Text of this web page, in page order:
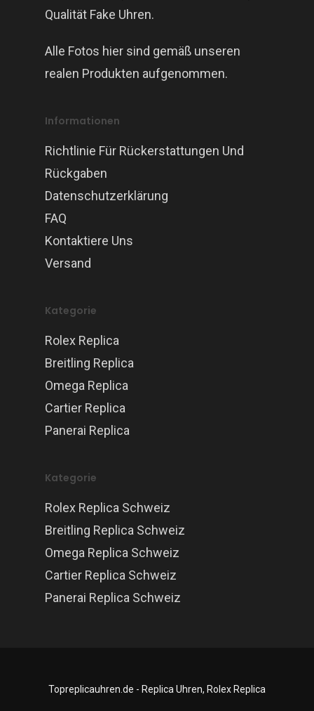
Qualität Fake Uhren.
Alle Fotos hier sind gemäß unseren
realen Produkten aufgenommen.
Informationen
Richtlinie Für Rückerstattungen Und
Rückgaben
Datenschutzerklärung
FAQ
Kontaktiere Uns
Versand
Kategorie
Rolex Replica
Breitling Replica
Omega Replica
Cartier Replica
Panerai Replica
Kategorie
Rolex Replica Schweiz
Breitling Replica Schweiz
Omega Replica Schweiz
Cartier Replica Schweiz
Panerai Replica Schweiz
Topreplicauhren.de - Replica Uhren, Rolex Replica